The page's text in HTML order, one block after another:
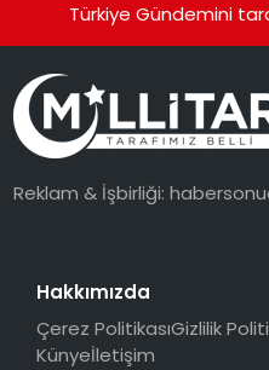
Türkiye Gündemini
Reklam & İşbirliği:
Hakkımızda
Çerez PolitikasıGizlilik
Künyeİletişim